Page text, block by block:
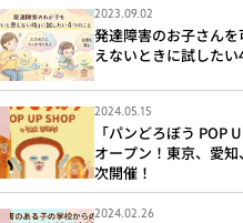
2023.09.02
発達障害のお子さん
えないときに試したい
2024.05.15
「パンどろぼう POP
オープン！東京、愛
次開催！
2024.02.26